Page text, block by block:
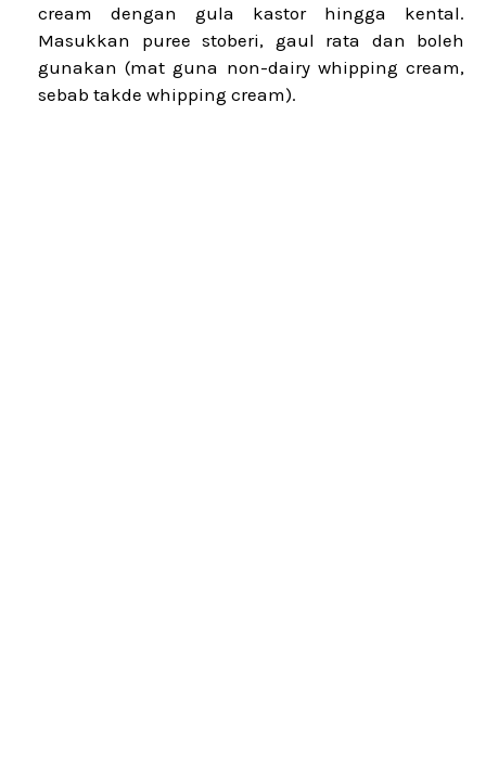
cream dengan gula kastor hingga kental.
Masukkan puree stoberi, gaul rata dan boleh
gunakan (mat guna non-dairy whipping cream,
sebab takde whipping cream).